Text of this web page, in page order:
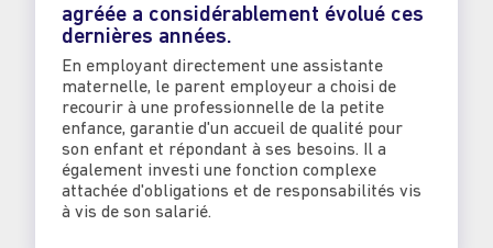
agréée a considérablement évolué ces
dernières années.
En employant directement une assistante
maternelle, le parent employeur a choisi de
recourir à une professionnelle de la petite
enfance, garantie d'un accueil de qualité pour
son enfant et répondant à ses besoins. Il a
également investi une fonction complexe
attachée d'obligations et de responsabilités vis
à vis de son salarié.